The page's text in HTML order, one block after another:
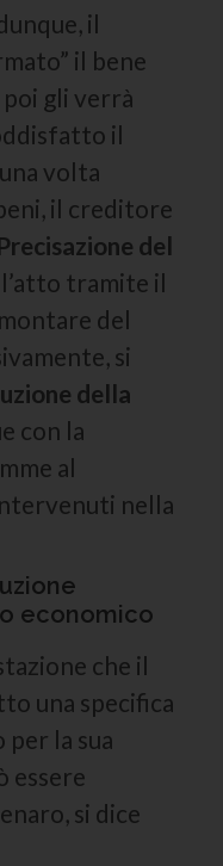
il
il bene
gli verrà
il
volta
il creditore
del
tramite il
del
si
della
con la
al
nella
economico
che il
una specifica
la sua
essere
si dice